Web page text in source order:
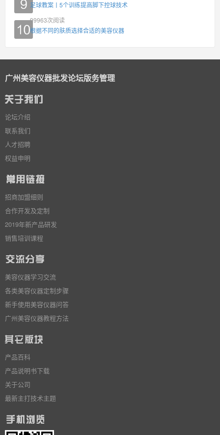
足球教案丨5个训练提高脚下控球技术
99963次阅读
根据不同的肤质选择合适的美容仪器
广州美容仪器批发论坛版务管理
论坛介绍
联系我们
人才招聘
权益申明
招商加盟细则
合作开发及定制
2019年新产品研发
销售培训课程
美容仪器学习交流
各类美容仪器定制步骤
新手使用美容仪器问答
广州美容仪器教程方法
产品百科
产品说明书下载
关于公司
最新主打技术主题